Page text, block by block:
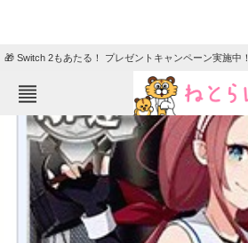
🎁 Switch 2もあたる！ プレゼントキャンペーン実施中！
ねとらぼメニュー
ニュース
エンタメ クイズ
グルメ 地域